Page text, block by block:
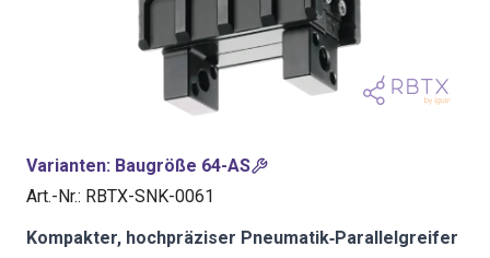
Varianten: Baugröße 64-AS
Art.-Nr.: RBTX-SNK-0061
Kompakter, hochpräziser Pneumatik‑Parallelgreifer